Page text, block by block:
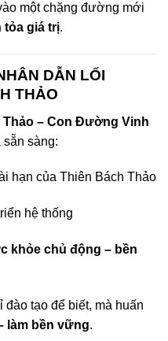
một chặng đường mới
tỏa giá trị.
DẪN LỐI
THẢO
Thảo – Con Đường Vinh
sẵn sàng:
hạn của Thiên Bách Thảo
hệ thống
khỏe chủ động – bền
đào tạo để biết, mà huấn
làm bền vững.